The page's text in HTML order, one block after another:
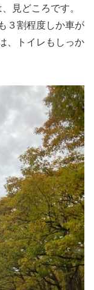
見どころです。
３割程度しか車が
、トイレもしっか